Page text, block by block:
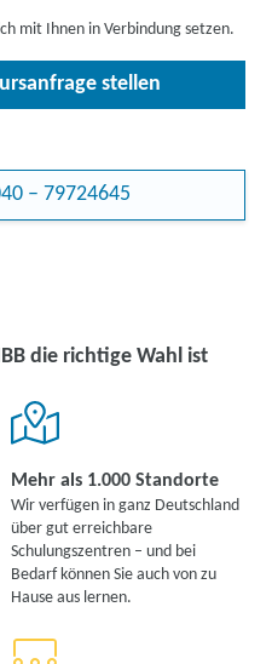
mit Ihnen in Verbindung setzen.
stellen
– 79724645
die richtige Wahl ist
Mehr als 1.000 Standorte
Wir verfügen in ganz Deutschland
über gut erreichbare
Schulungszentren – und bei
Bedarf können Sie auch von zu
Hause aus lernen.